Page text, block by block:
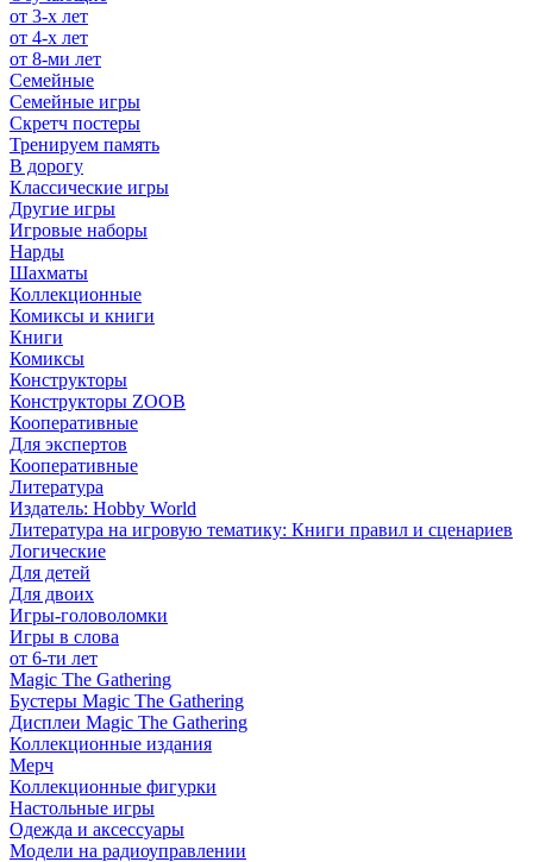
от 3-х лет
от 4-х лет
от 8-ми лет
Семейные
Семейные игры
Скретч постеры
Тренируем память
В дорогу
Классические игры
Другие игры
Игровые наборы
Нарды
Шахматы
Коллекционные
Комиксы и книги
Книги
Комиксы
Конструкторы
Конструкторы ZOOB
Кооперативные
Для экспертов
Кооперативные
Литература
Издатель: Hobby World
Литература на игровую тематику: Книги правил и сценариев
Логические
Для детей
Для двоих
Игры-головоломки
Игры в слова
от 6-ти лет
Magic The Gathering
Бустеры Magic The Gathering
Дисплеи Magic The Gathering
Коллекционные издания
Мерч
Коллекционные фигурки
Настольные игры
Одежда и аксессуары
Модели на радиоуправлении